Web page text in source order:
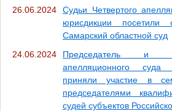
26.06.2024
Судьи Четвертого
юрисдикции
Самарский областной суд
24.06.2024
Председатель и
апелляционного
приняли участие в
председателями
судей субъектов